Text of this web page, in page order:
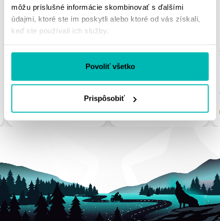
môžu príslušné informácie skombinovať s ďalšími
údajmi, ktoré ste im poskytli alebo ktoré od vás získali,
keď ste používali ich služby.
Povoliť všetko
Prispôsobiť
SUPERSPROX RFE-
31.89 €
Na objednávku
SUPERSPROX RFE-
462:49-BLK ČIERNA
49T, 428
36.90 €
Na objednávku